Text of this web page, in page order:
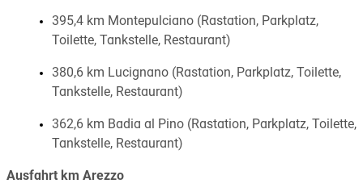
395,4 km Montepulciano (Rastation, Parkplatz,
Toilette, Tankstelle, Restaurant)
380,6 km Lucignano (Rastation, Parkplatz, Toilette,
Tankstelle, Restaurant)
362,6 km Badia al Pino (Rastation, Parkplatz, Toilette,
Tankstelle, Restaurant)
Ausfahrt km Arezzo